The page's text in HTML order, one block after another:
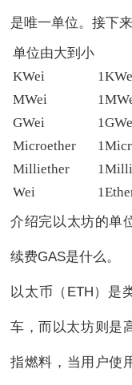
是唯一单位。接下
单位由大到小
KWei
MWei
GWei
Microether
Milliether
Wei
介绍完以太坊的单
续费GAS是什么。
以太币（ETH）是
车，而以太坊则是
指燃料，当用户使